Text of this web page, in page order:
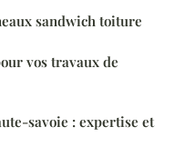
sandwich toiture
vos travaux de
savoie : expertise et